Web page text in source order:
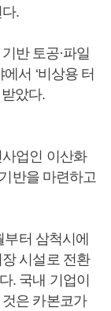
.
반 토공·파일
서 ‘비상용 터
았다.
업인 이산화
반을 마련하고
부터 삼척시에
시설로 전환
. 국내 기업이
은 카본코가